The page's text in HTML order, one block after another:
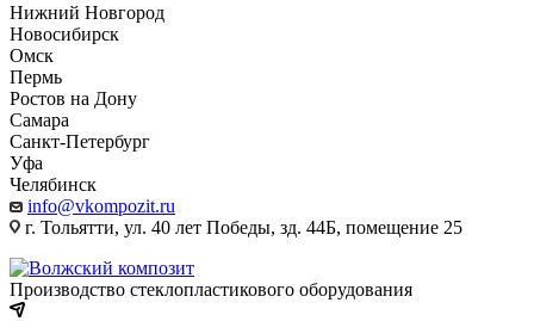
Нижний Новгород
Новосибирск
Омск
Пермь
Ростов на Дону
Самара
Санкт-Петербург
Уфа
Челябинск
info@vkompozit.ru
г. Тольятти, ул. 40 лет Победы, зд. 44Б, помещение 25
Производство стеклопластикового оборудования